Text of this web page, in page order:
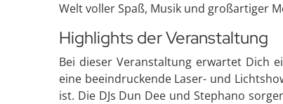
Welt voller Spaß, Musik und großartiger
Highlights der Veranstaltung
Bei dieser Veranstaltung erwartet Dich
eine beeindruckende Laser- und
ist. Die DJs Dun Dee und Stephano